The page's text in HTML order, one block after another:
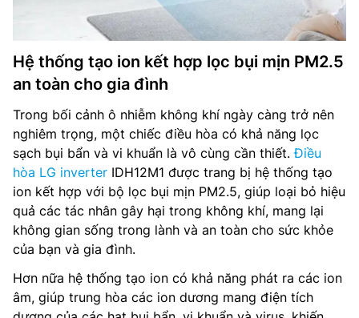
Hệ thống tạo ion kết hợp lọc bụi mịn PM2.5
an toàn cho gia đình
Trong bối cảnh ô nhiễm không khí ngày càng trở nên
nghiêm trọng, một chiếc điều hòa có khả năng lọc
sạch bụi bẩn và vi khuẩn là vô cùng cần thiết.Điều
hòa LG inverter IDH12M1 được trang bị hệ thống tạo
ion kết hợp với bộ lọc bụi mịn PM2.5, giúp loại bỏ hiệu
quả các tác nhân gây hại trong không khí, mang lại
không gian sống trong lành và an toàn cho sức khỏe
của bạn và gia đình.
Hơn nữa hệ thống tạo ion có khả năng phát ra các ion
âm, giúp trung hòa các ion dương mang điện tích